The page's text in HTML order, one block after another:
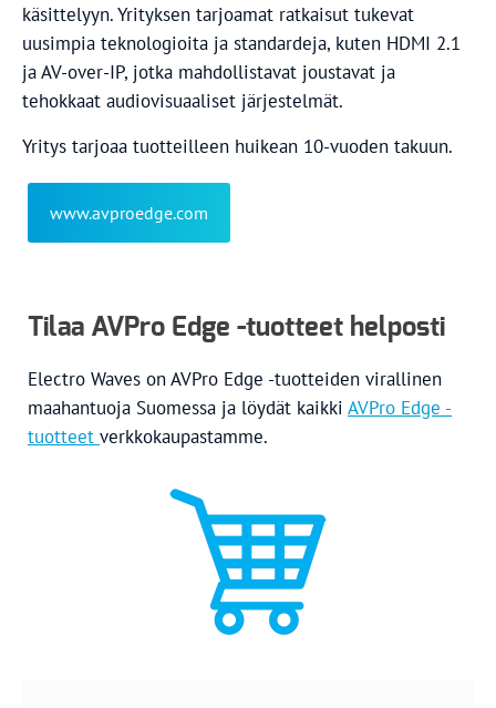
käsittelyyn. Yrityksen tarjoamat ratkaisut tukevat
uusimpia teknologioita ja standardeja, kuten HDMI 2.1
ja AV-over-IP, jotka mahdollistavat joustavat ja
tehokkaat audiovisuaaliset järjestelmät.
Yritys tarjoaa tuotteilleen huikean 10-vuoden takuun.
www.avproedge.com
Tilaa AVPro Edge -tuotteet helposti
Electro Waves on AVPro Edge -tuotteiden virallinen
maahantuoja Suomessa ja löydät kaikki AVPro Edge -
tuotteet verkkokaupastamme.